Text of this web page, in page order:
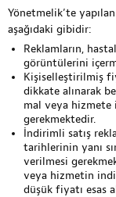
Yönetmelik’te
aşağıdaki gibidir:
Reklamların,
görüntülerini
Kişiselleştirilmiş
dikkate alınarak
mal veya hizmete
gerekmektedir.
İndirimli satış
tarihlerinin yanı
verilmesi
veya hizmetin
düşük fiyatı esas